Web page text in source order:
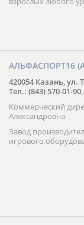
АЛЬФАСПОРТ16
420054 Казань, ул.
Тел.: (843) 570-01-
Коммерческий
Александровна
Завод
игрового